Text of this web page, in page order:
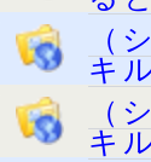
（
キ
（
キ